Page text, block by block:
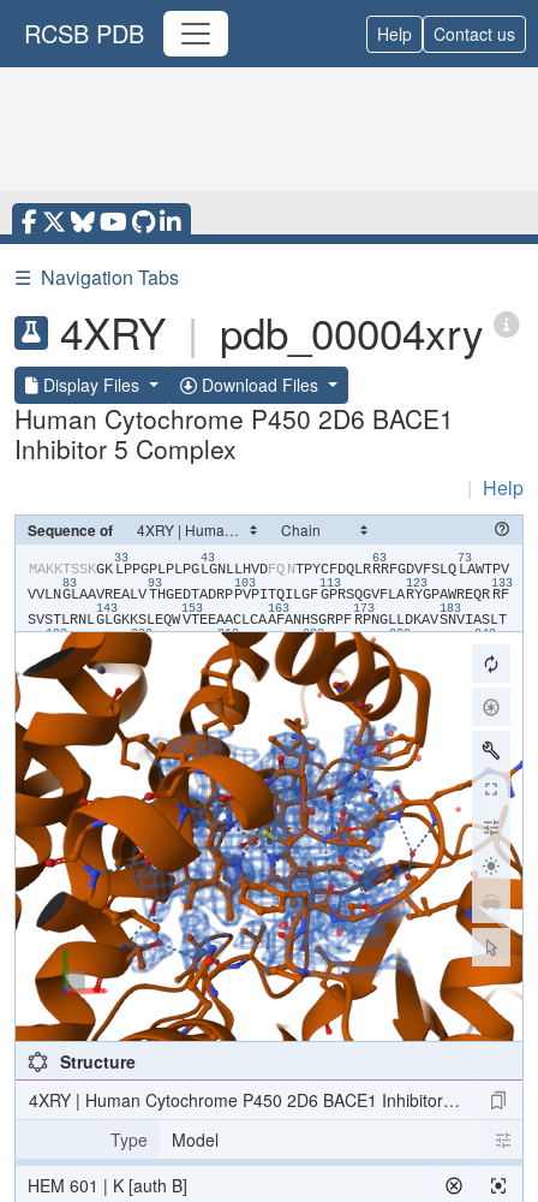
RCSB PDB Help Contact us
☰ Navigation Tabs
4XRY | pdb_00004xry
Display Files Download Files
Human Cytochrome P450 2D6 BACE1
Inhibitor 5 Complex
| Help
Sequence of
​M​​A​​K​​K​​T​​S​​S​​K​​G​​K​
33
​L​​P​​P​​G​​P​​L​​P​​L​​P​​G​
43
​L​​G​​N​​L​​L​​H​​V​​D​​F​​Q​ ​N​​T​​P​​Y​​C​​F​​D​​Q​​L​​R​
63
​R​​R​​F​​G​​D​​V​​F​​S​​L​​Q​
73
​L​​A​​W​​T​​P​​V​​
V​​V​​L​​N​
83
​G​​L​​A​​A​​V​​R​​E​​A​​L​​V​
93
​T​​H​​G​​E​​D​​T​​A​​D​​R​​P​
103
​P​​V​​P​​I​​T​​Q​​I​​L​​G​​F​
113
​G​​P​​R​​S​​Q​​G​​V​​F​​L​​A​
123
​R​​Y​​G​​P​​A​​W​​R​​E​​Q​​R​
133
​R​​F​​
S​​V​​S​​T​​L​​R​​N​​L​
143
​G​​L​​G​​K​​K​​S​​L​​E​​Q​​W​
153
​V​​T​​E​​E​​A​​A​​C​​L​​C​​A​
163
​A​​F​​A​​N​​H​​S​​G​​R​​P​​F​
173
​R​​P​​N​​G​​L​​L​​D​​K​​A​​V​
183
​S​​N​​V​​I​​A​​S​​L​​T​
193
​R​​F​​E​​Y​​D​​D​
203
​L​
213
​L​​K​​E​​E​​S​​G​ ​F​​L​ ​E​
223
​V​ ​L​ ​A​​V​​P​​V​ ​L​​L​​H​
233 243
F​​L​​T​
253
​E​​L​​L​​T​​E​​H​​R​​M​​T​ ​P​​P​​R​​D​​L​​T​
273
​E​ ​A​​F​​L​​A​​E​​M​ ​A​
283
​K​​G​ ​N​​P​ ​E​​S​​S​ ​F​​N​​D​​E​ ​A​​D​
​M​​V​ ​S​​T​
313
​T​​L​ ​W​​G​ ​M​​I​
323
​L​ ​P​ ​D​​V​​Q​​R​
333
​I​ ​D​​D​​V​​I​​G​ ​Q​​V​
343
​R​ ​R​​P​ ​E​ ​G​ ​D​​Q​ ​T​​T​
V​
363
​F​​G​​D​​I​​V​​P​
373
​H​​M​ ​T​ ​S​​R​​D​​I​
383
​E​​V​ ​R​​I​​P​​K​
393
​I​​T​​N​​L​​S​​S​
403
​K​ ​D​ ​P​
413
​F​
F​​H​​P​​E​​H​​F​​L​​D​
423
​A​​Q​ ​G​​H​​F​​V​​K​​P​​E​​A​
433
​F​​L​​P​​F​​S​​A​​G​​R​​R​​A​
443
​C​​L​​G​​E​​P​​L​​A​ ​M​​E​
453
​L​​F​​L​​F​​F​​T​​S​​L​​L​ ​S​​V​​P​
G​​Q​
473
​P​​R​ ​S​​H​​H​ ​A​
483
​F​​L​​V​​S​​P​​S​​P​​Y​​E​​L​
493
​P​​R​​H​​H​​H​​H​
Structure
4XRY | Human Cytochrome P450 2D6 BACE1 Inhibitor 5 Complex
Type
Model
HEM 601 | K [auth B]